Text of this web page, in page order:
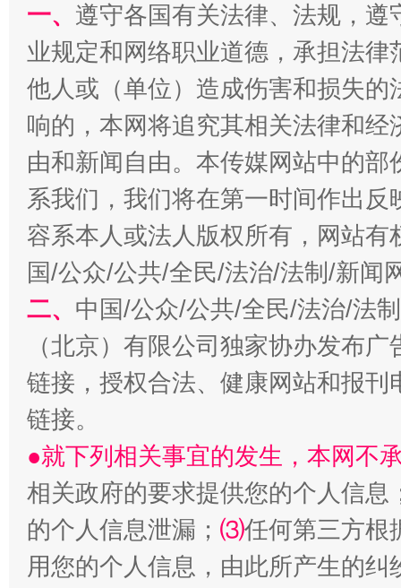
在谋一域中谋全局
习近平的博鳌关键词
魏明
“刷贴”乱象丛生
生
一、 遵守各国有关法律、法规，
业规定和网络职业道德，承担法
他人或（单位）造成伤害和损失
响的，本网将追究其相关法律和
由和新闻自由。本传媒网站中的
系我们，我们将在第一时间作出
容系本人或法人版权所有，网站
国/公众/公共/全民/法治/法制/新闻
二、 中国/公众/公共/全民/法治/法
（北京）有限公司独家协办发布
链接，授权合法、健康网站和报
链接。
●就下列相关事宜的发生，本网不
相关政府的要求提供您的个人信息
的个人信息泄漏； ⑶任何第三方根
用您的个人信息，由此所产生的纠